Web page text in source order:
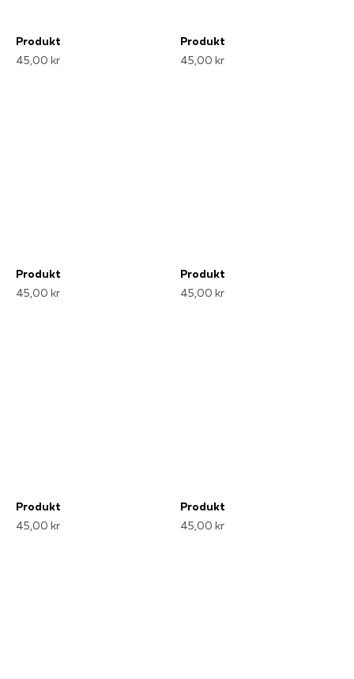
Produkt
45,00 kr
Produkt
45,00 kr
Produkt
45,00 kr
Produkt
45,00 kr
Produkt
45,00 kr
Produkt
45,00 kr